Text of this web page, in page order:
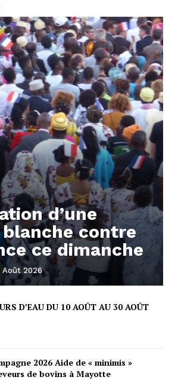
d’une
contre
ce dimanche
Août 2026
D’EAU DU 10 AOÛT AU 30 AOÛT
2026 Aide de « minimis »
de bovins à Mayotte